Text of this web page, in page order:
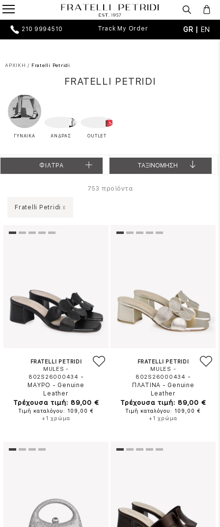
210 9994510 Track My Order GR | EN
ΑΡΧΙΚΗ / Fratelli Petridi
FRATELLI PETRIDI
ΓΥΝΑΙΚΑ ΑΝΔΡΑΣ OUTLET
ΦΙΛΤΡΑ ΤΑΞΙΝΟΜΗΣΗ
753 προϊόντα
Fratelli Petridi x
FRATELLI PETRIDI
MULES -
802S26000434 -
ΜΑΥΡΟ - Genuine
Leather
Τρέχουσα τιμή: 89,00 €
Τιμή καταλόγου: 109,00 €
+1 χρώμα
FRATELLI PETRIDI
MULES -
802S26000434 -
ΠΛΑΤΙΝΑ - Genuine
Leather
Τρέχουσα τιμή: 89,00 €
Τιμή καταλόγου: 109,00 €
+1 χρώμα